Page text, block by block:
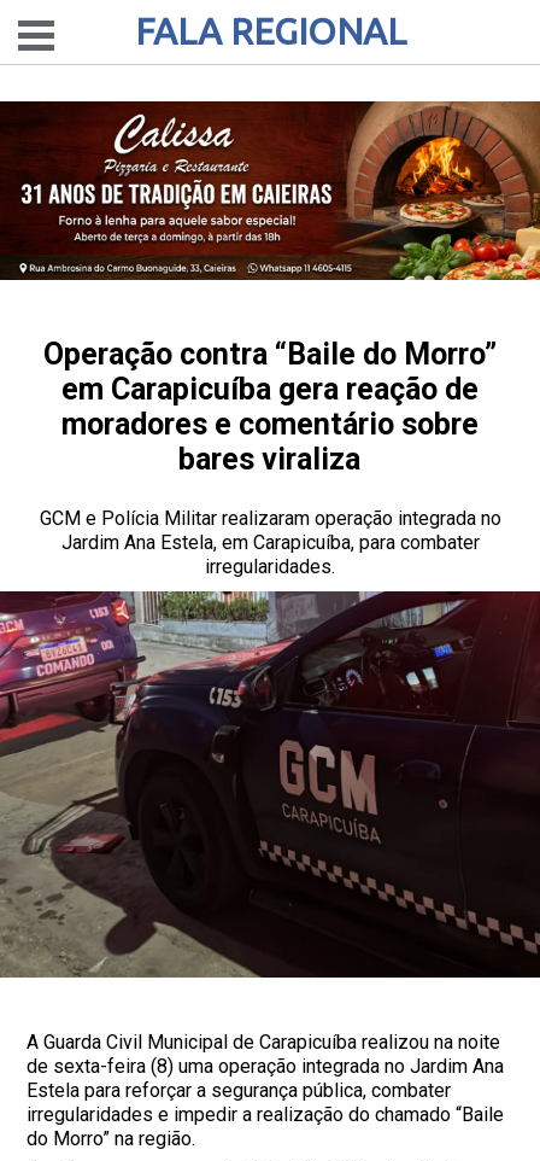
FALA REGIONAL
Operação contra “Baile do Morro”
em Carapicuíba gera reação de
moradores e comentário sobre
bares viraliza
GCM e Polícia Militar realizaram operação integrada no
Jardim Ana Estela, em Carapicuíba, para combater
irregularidades.
A Guarda Civil Municipal de Carapicuíba realizou na noite
de sexta-feira (8) uma operação integrada no Jardim Ana
Estela para reforçar a segurança pública, combater
irregularidades e impedir a realização do chamado “Baile
do Morro” na região.